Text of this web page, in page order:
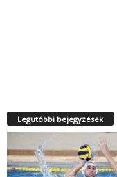
Legutóbbi bejegyzések